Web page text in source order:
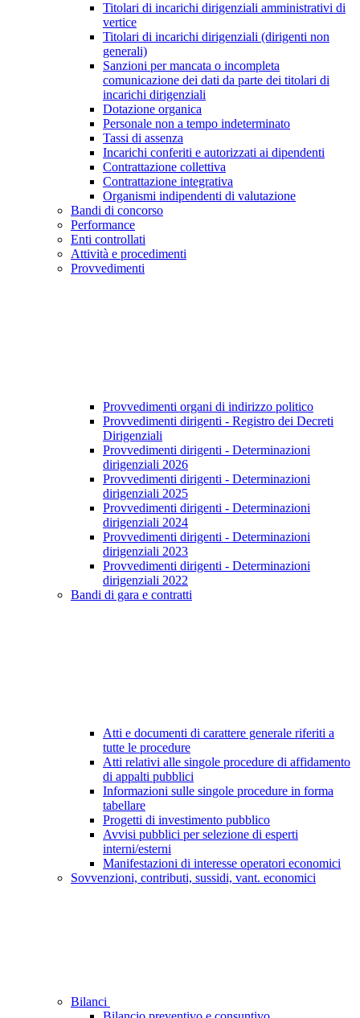
Titolari di incarichi dirigenziali amministrativi di
vertice
Titolari di incarichi dirigenziali (dirigenti non
generali)
Sanzioni per mancata o incompleta
comunicazione dei dati da parte dei titolari di
incarichi dirigenziali
Dotazione organica
Personale non a tempo indeterminato
Tassi di assenza
Incarichi conferiti e autorizzati ai dipendenti
Contrattazione collettiva
Contrattazione integrativa
Organismi indipendenti di valutazione
Bandi di concorso
Performance
Enti controllati
Attività e procedimenti
Provvedimenti
Provvedimenti organi di indirizzo politico
Provvedimenti dirigenti - Registro dei Decreti
Dirigenziali
Provvedimenti dirigenti - Determinazioni
dirigenziali 2026
Provvedimenti dirigenti - Determinazioni
dirigenziali 2025
Provvedimenti dirigenti - Determinazioni
dirigenziali 2024
Provvedimenti dirigenti - Determinazioni
dirigenziali 2023
Provvedimenti dirigenti - Determinazioni
dirigenziali 2022
Bandi di gara e contratti
Atti e documenti di carattere generale riferiti a
tutte le procedure
Atti relativi alle singole procedure di affidamento
di appalti pubblici
Informazioni sulle singole procedure in forma
tabellare
Progetti di investimento pubblico
Avvisi pubblici per selezione di esperti
interni/esterni
Manifestazioni di interesse operatori economici
Sovvenzioni, contributi, sussidi, vant. economici
Bilanci